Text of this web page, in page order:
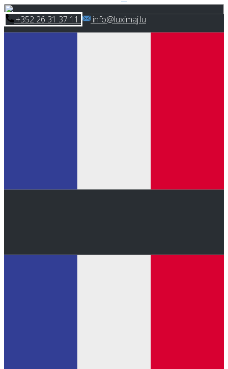
Skip
to
content
​+352 26 31 37 11 ​info@luximaj.lu